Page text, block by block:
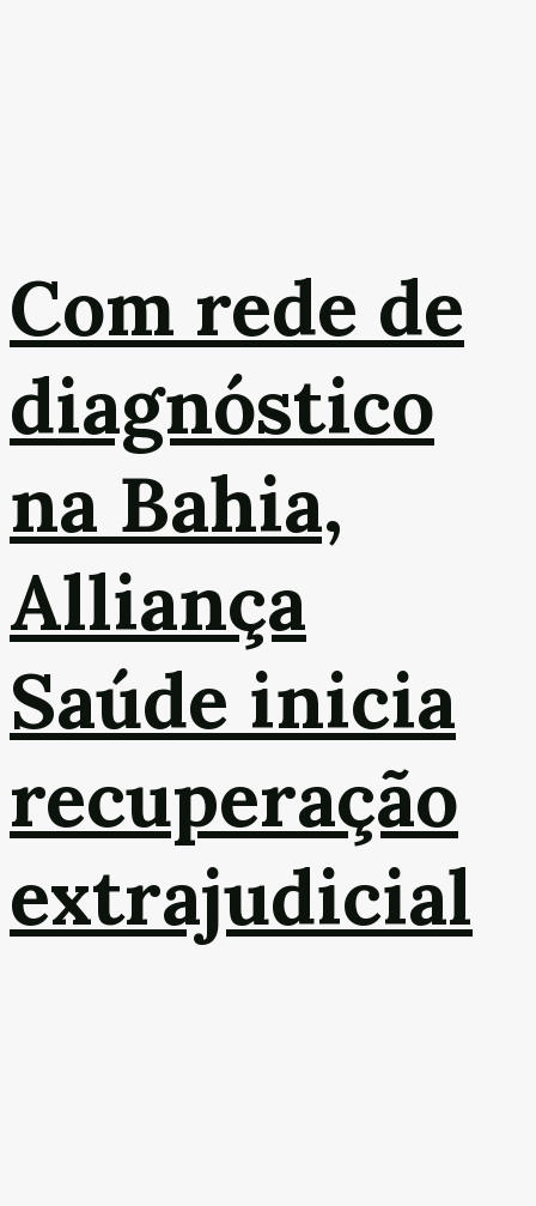
Com rede de
diagnóstico
na Bahia,
Alliança
Saúde inicia
recuperação
extrajudicial